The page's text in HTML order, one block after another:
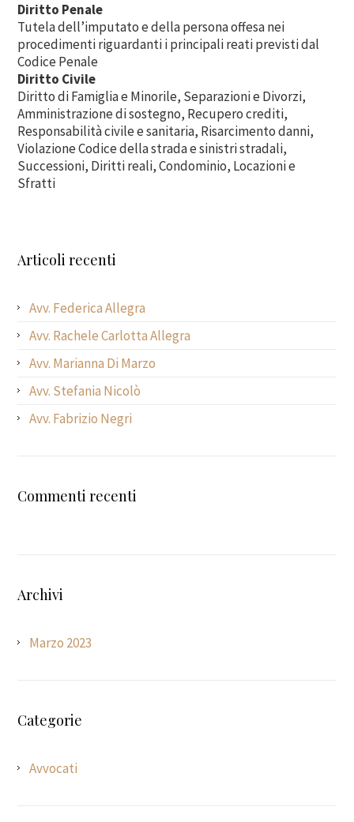
Diritto Penale
Tutela dell’imputato e della persona offesa nei
procedimenti riguardanti i principali reati previsti dal
Codice Penale
Diritto Civile
Diritto di Famiglia e Minorile, Separazioni e Divorzi,
Amministrazione di sostegno, Recupero crediti,
Responsabilità civile e sanitaria, Risarcimento danni,
Violazione Codice della strada e sinistri stradali,
Successioni, Diritti reali, Condominio, Locazioni e
Sfratti
Articoli recenti
Avv. Federica Allegra
Avv. Rachele Carlotta Allegra
Avv. Marianna Di Marzo
Avv. Stefania Nicolò
Avv. Fabrizio Negri
Commenti recenti
Archivi
Marzo 2023
Categorie
Avvocati